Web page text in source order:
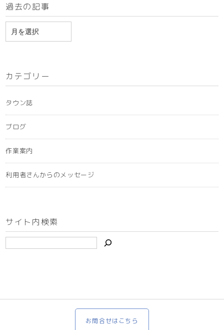
過去の記事
ア
ー
イ
カテゴリー
タウン誌
ブログ
作業案内
利用者さんからのメッセージ
サイト内検索
お問合せはこちら